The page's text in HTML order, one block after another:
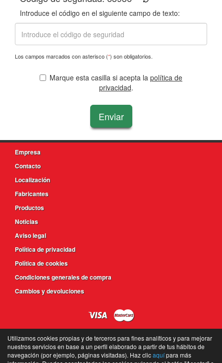
Introduce el código en el siguiente campo de texto:
Los campos marcados con asterisco (*) son obligatorios.
Marque esta casilla si acepta la política de
privacidad.
Enviar
Empresa
Contacto
Localización
Fabricantes
Productos
Noticias
Aviso legal
Política de privacidad
Política de cookies
Condiciones generales de compra
Cambios y devoluciones
Utilizamos cookies propias y de terceros para fines analíticos y para mejorar
nuestros servicios en base a un perfil elaborado a partir de tus hábitos de
navegación (por ejemplo, páginas visitadas). Haz clicaquípara más